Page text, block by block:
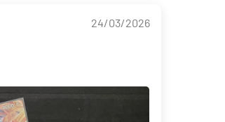
24/03/2026